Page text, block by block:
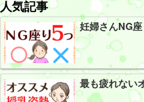
人気記事
妊婦さんNG
最も疲れない